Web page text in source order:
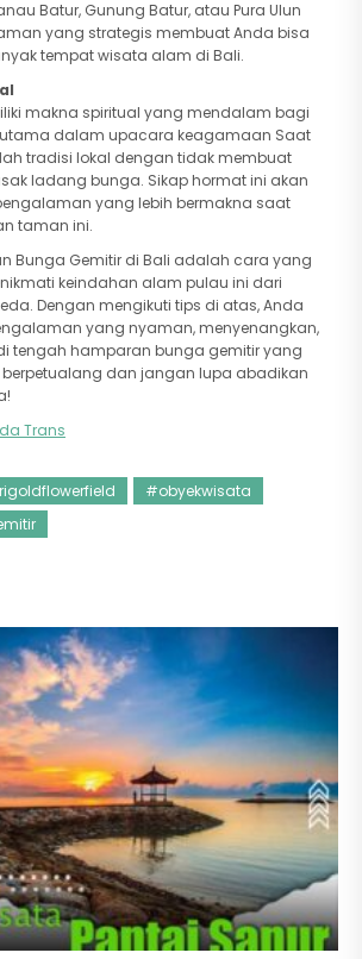
Batur, Gunung Batur, atau Pura Ulun
yang strategis membuat Anda bisa
tempat wisata alam di Bali.
makna spiritual yang mendalam bagi
dalam upacara keagamaan Saat
tradisi lokal dengan tidak membuat
ladang bunga. Sikap hormat ini akan
yang lebih bermakna saat
taman ini.
Bunga Gemitir di Bali adalah cara yang
keindahan alam pulau ini dari
Dengan mengikuti tips di atas, Anda
yang nyaman, menyenangkan,
tengah hamparan bunga gemitir yang
dan jangan lupa abadikan
Trans
#obyekwisata